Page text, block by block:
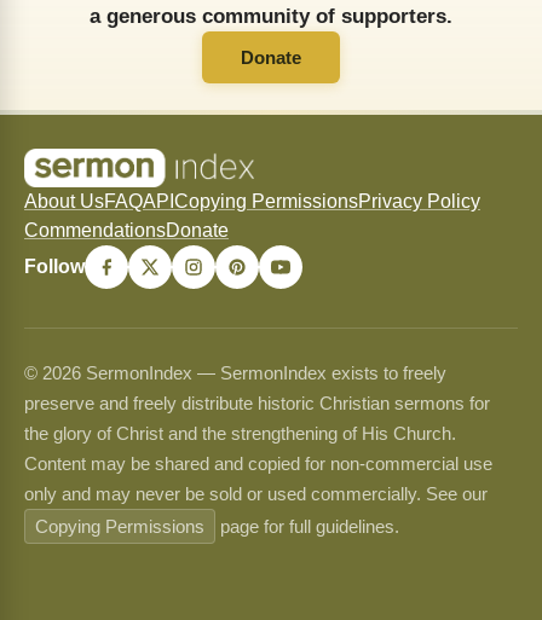
a generous community of supporters.
Donate
About UsFAQAPI Copying PermissionsPrivacy Policy
CommendationsDonate
Follow
© 2026 SermonIndex — SermonIndex exists to freely
preserve and freely distribute historic Christian sermons for
the glory of Christ and the strengthening of His Church.
Content may be shared and copied for non-commercial use
only and may never be sold or used commercially. See our
Copying Permissions
page for full guidelines.